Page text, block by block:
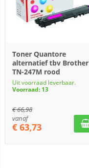
Toner Quantore
alternatief tbv Brother
TN-247M rood
Uit voorraad leverbaar.
Voorraad: 13
€66,98
vanaf
€ 63,73